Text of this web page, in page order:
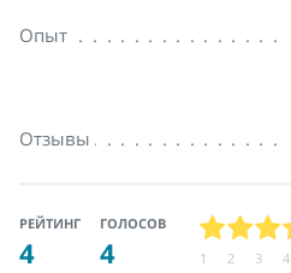
Опыт
Отзывы
РЕЙТИНГ
4
ГОЛОСОВ
4 1 2 3 4